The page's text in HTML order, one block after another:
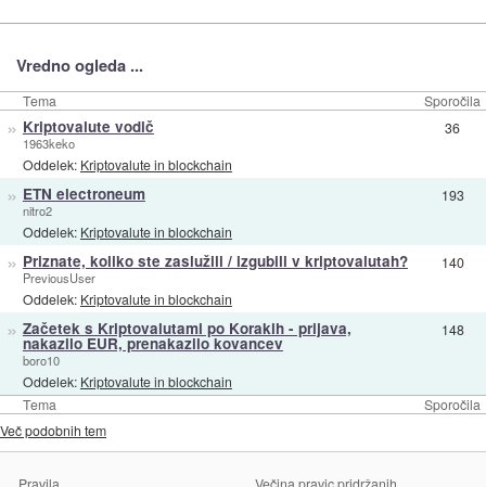
Vredno ogleda ...
Tema Sporočila
Tema Sporočila
» Kriptovalute vodič
1963keko
Oddelek: Kriptovalute in blockchain
36
» ETN electroneum
nitro2
Oddelek: Kriptovalute in blockchain
193
» Priznate, koliko ste zaslužili / izgubili v kriptovalutah?
PreviousUser
Oddelek: Kriptovalute in blockchain
140
» Začetek s Kriptovalutami po Korakih - prijava,
nakazilo EUR, prenakazilo kovancev
boro10
Oddelek: Kriptovalute in blockchain
148
Več podobnih tem
Pravila Večina pravic pridržanih